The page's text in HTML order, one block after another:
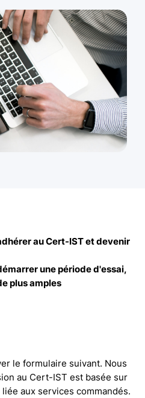
au Cert-IST et devenir
une période d'essai,
plus amples
le formulaire suivant. Nous
au Cert-IST est basée sur
aux services commandés.